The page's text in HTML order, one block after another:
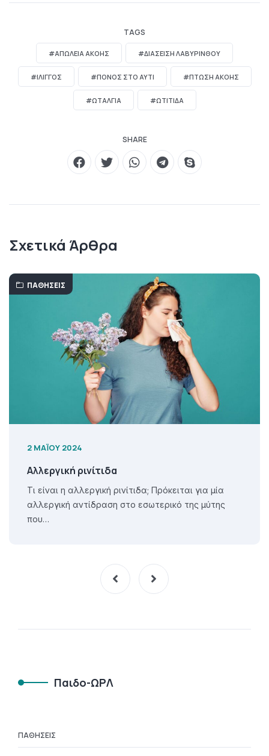
TAGS
#ΑΠΏΛΕΙΑ ΑΚΟΉΣ #ΔΙΆΣΕΙΣΗ ΛΑΒΥΡΊΝΘΟΥ
#ΊΛΙΓΓΟΣ #ΠΟΝΟΣ ΣΤΟ ΑΥΤΙ #ΠΤΏΣΗ ΑΚΟΉΣ
#ΩΤΑΛΓΙΑ #ΩΤΙΤΙΔΑ
SHARE
Σχετικά Άρθρα
ΠΑΘΉΣΕΙΣ
2 ΜΑΪ́ΟΥ 2024
Αλλεργική ρινίτιδα
Τι είναι η αλλεργική ρινίτιδα; Πρόκειται για μία
αλλεργική αντίδραση στο εσωτερικό της μύτης
που…
Παιδο-ΩΡΛ
ΠΑΘΉΣΕΙΣ